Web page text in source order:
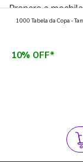
Prepare a
que fazem toda
1000 Tabela da Copa -
10% OFF*